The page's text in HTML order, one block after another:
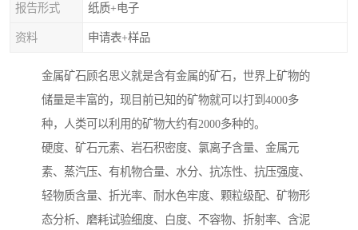
报告形式 纸质+电子
资料 申请表+样品
金属矿石顾名思义就是含有金属的矿石，世界上矿物的
储量是丰富的，现目前已知的矿物就可以打到4000多
种，人类可以利用的矿物大约有2000多种的。
硬度、矿石元素、岩石积密度、氯离子含量、金属元
素、蒸汽压、有机物合量、水分、抗冻性、抗压强度、
轻物质含量、折光率、耐水色牢度、颗粒级配、矿物形
态分析、磨耗试验细度、白度、不容物、折射率、含泥